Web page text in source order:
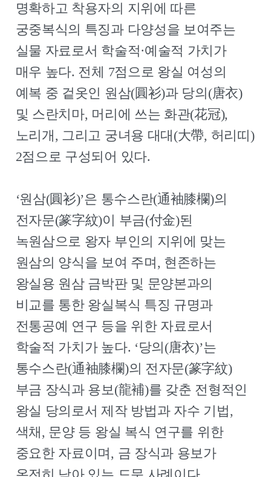
명확하고 착용자의 지위에 따른
궁중복식의 특징과 다양성을 보여주는
실물 자료로서 학술적·예술적 가치가
매우 높다. 전체 7점으로 왕실 여성의
예복 중 겉옷인 원삼(圓衫)과 당의(唐衣)
및 스란치마, 머리에 쓰는 화관(花冠),
노리개, 그리고 궁녀용 대대(大帶, 허리띠)
2점으로 구성되어 있다.
‘원삼(圓衫)’은 통수스란(通袖膝欄)의
전자문(篆字紋)이 부금(付金)된
녹원삼으로 왕자 부인의 지위에 맞는
원삼의 양식을 보여 주며, 현존하는
왕실용 원삼 금박판 및 문양본과의
비교를 통한 왕실복식 특징 규명과
전통공예 연구 등을 위한 자료로서
학술적 가치가 높다. ‘당의(唐衣)’는
통수스란(通袖膝欄)의 전자문(篆字紋)
부금 장식과 용보(龍補)를 갖춘 전형적인
왕실 당의로서 제작 방법과 자수 기법,
색채, 문양 등 왕실 복식 연구를 위한
중요한 자료이며, 금 장식과 용보가